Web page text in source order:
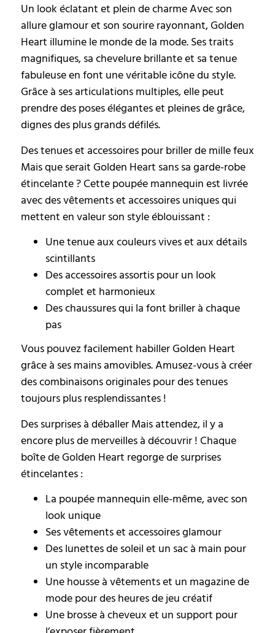
Un look éclatant et plein de charme Avec son
allure glamour et son sourire rayonnant, Golden
Heart illumine le monde de la mode. Ses traits
magnifiques, sa chevelure brillante et sa tenue
fabuleuse en font une véritable icône du style.
Grâce à ses articulations multiples, elle peut
prendre des poses élégantes et pleines de grâce,
dignes des plus grands défilés.
Des tenues et accessoires pour briller de mille feux
Mais que serait Golden Heart sans sa garde-robe
étincelante ? Cette poupée mannequin est livrée
avec des vêtements et accessoires uniques qui
mettent en valeur son style éblouissant :
Une tenue aux couleurs vives et aux détails
scintillants
Des accessoires assortis pour un look
complet et harmonieux
Des chaussures qui la font briller à chaque
pas
Vous pouvez facilement habiller Golden Heart
grâce à ses mains amovibles. Amusez-vous à créer
des combinaisons originales pour des tenues
toujours plus resplendissantes !
Des surprises à déballer Mais attendez, il y a
encore plus de merveilles à découvrir ! Chaque
boîte de Golden Heart regorge de surprises
étincelantes :
La poupée mannequin elle-même, avec son
look unique
Ses vêtements et accessoires glamour
Des lunettes de soleil et un sac à main pour
un style incomparable
Une housse à vêtements et un magazine de
mode pour des heures de jeu créatif
Une brosse à cheveux et un support pour